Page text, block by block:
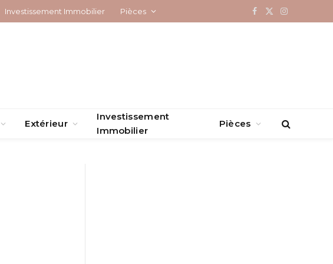
Investissement Immobilier Pièces Facebook
X
Instagram
Extérieur
Investissement
Immobilier
Pièces